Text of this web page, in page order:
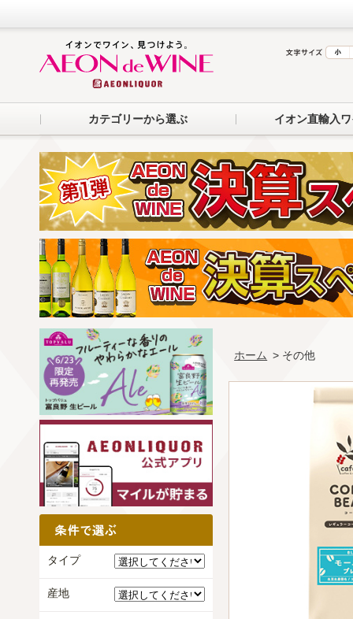
カテゴリーから選ぶ イオン直輸入
ホーム > その他
タイプ
産地